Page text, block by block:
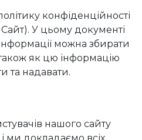
конфіденційності
Сайт). У цьому документі
можна збирати
також як цю інформацію
та надавати.
нашого сайту